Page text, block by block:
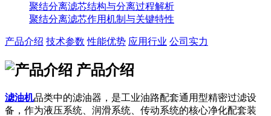
聚结分离滤芯结构与分离过程解析
聚结分离滤芯作用机制与关键特性
产品介绍 技术参数 性能优势 应用行业 公司实力
产品介绍
滤油机品类中的滤油器，是工业油路配套通用型精密过滤设
备，作为液压系统、润滑系统、传动系统的核心净化配套装